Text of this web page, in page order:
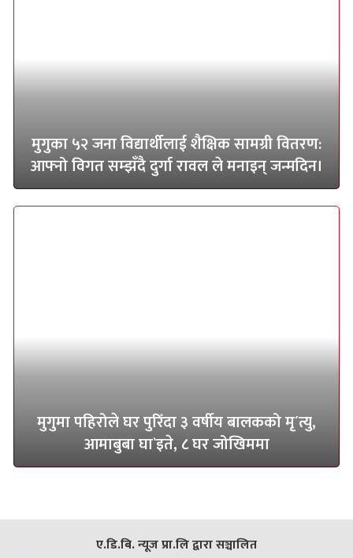
मुगुका ५२ जना विद्यार्थीलाई शैक्षिक सामग्री वितरण:
आफ्नो विगत सम्झँदै दुर्गा रावल ले मनाइन् जन्मदिन।
मुगुमा पहिरोले घर पुरिँदा ३ वर्षीय बालकको मृ´त्यु,
आमाबुबा घा`इते, ८ घर जोखिममा
ए.डि.बि. न्यूज प्रा.लि द्वारा सञ्चालित